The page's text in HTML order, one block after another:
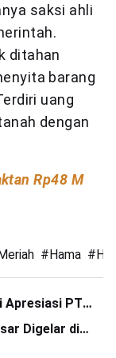
saksi ahli
ditahan
barang
uang
dengan
Rp48 M
#Hama #
Apresiasi PT
Digelar di